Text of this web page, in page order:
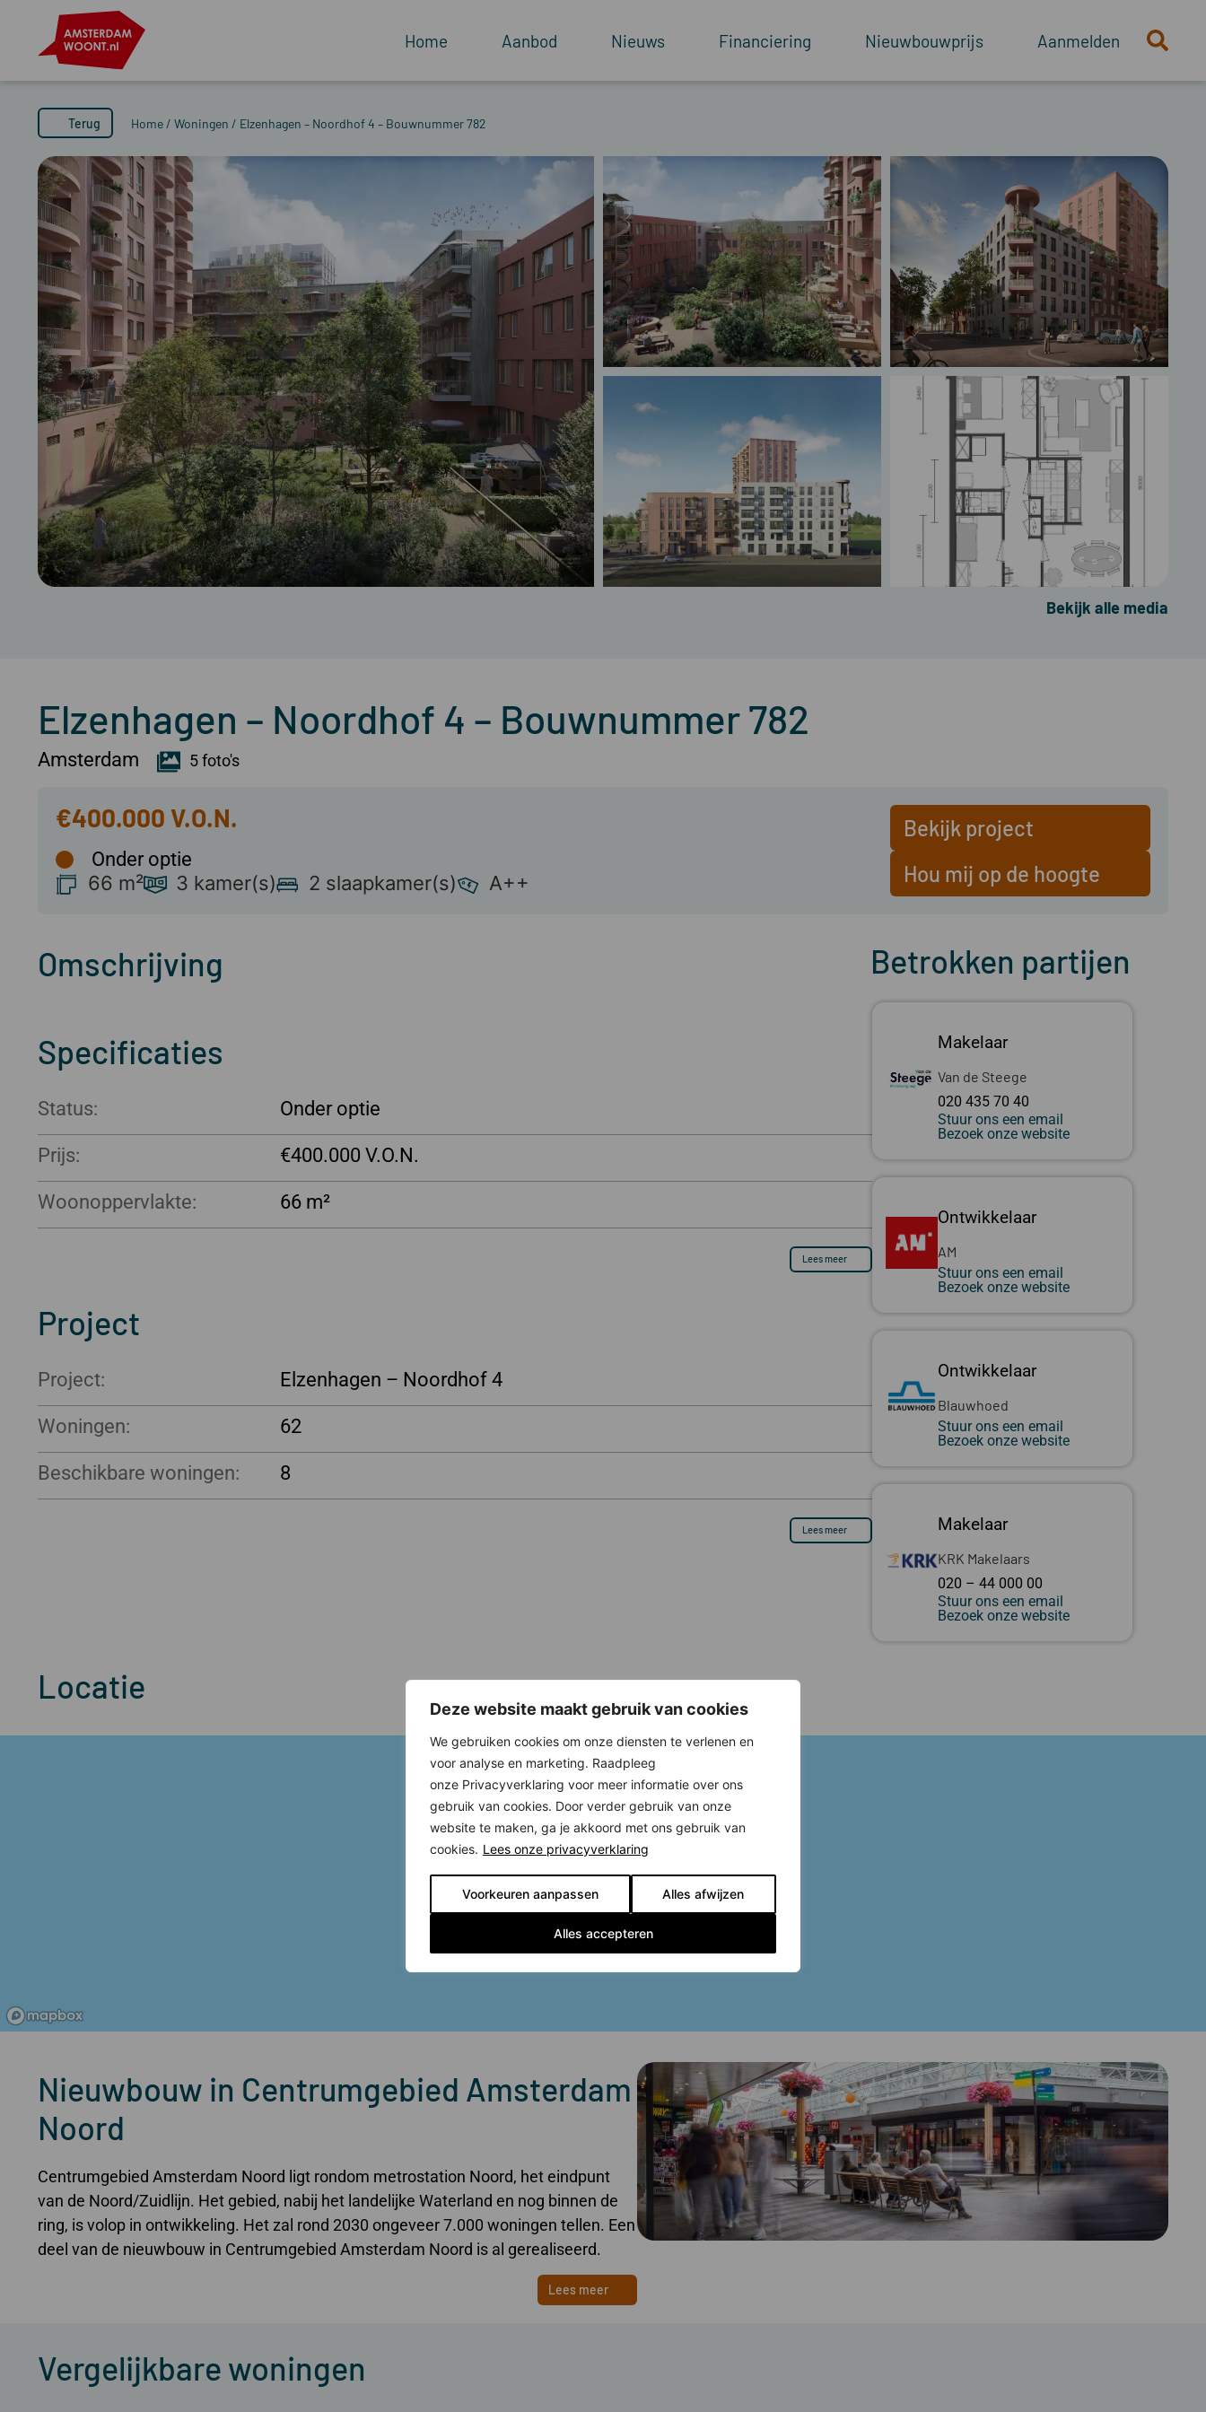
Deze website maakt gebruik van cookies
We gebruiken cookies om onze diensten te verlenen en
voor analyse en marketing. Raadpleeg
onze Privacyverklaring voor meer informatie over ons
gebruik van cookies. Door verder gebruik van onze
website te maken, ga je akkoord met ons gebruik van
cookies. Lees onze privacyverklaring
Voorkeuren aanpassen Alles afwijzen
Alles accepteren
Home Aanbod Nieuws Financiering Nieuwbouwprijs Aanmelden
Terug Home / Woningen / Elzenhagen – Noordhof 4 – Bouwnummer 782
Bekijk alle media
Elzenhagen – Noordhof 4 – Bouwnummer 782
Amsterdam 5 foto's
€400.000
Onder optie
66 m² 3 kamer(s) 2 slaapkamer(s) A++
Bekijk project
Hou mij op de hoogte
Omschrijving
Specificaties
Status: Onder optie
Prijs: €400.000
Woonoppervlakte: 66 m²
Lees meer
Project
Project: Elzenhagen – Noordhof 4
Woningen: 62
Beschikbare woningen: 8
Lees meer
Betrokken partijen
Makelaar
Van de Steege
020 435 70 40
Stuur ons een email
Bezoek onze website
Ontwikkelaar
AM
Stuur ons een email
Bezoek onze website
Ontwikkelaar
Blauwhoed
Stuur ons een email
Bezoek onze website
Makelaar
KRK Makelaars
020 – 44 000 00
Stuur ons een email
Bezoek onze website
Locatie
Nieuwbouw in Centrumgebied Amsterdam
Noord
Centrumgebied Amsterdam Noord ligt rondom metrostation Noord, het eindpunt
van de Noord/Zuidlijn. Het gebied, nabij het landelijke Waterland en nog binnen de
ring, is volop in ontwikkeling. Het zal rond 2030 ongeveer 7.000 woningen tellen. Een
deel van de nieuwbouw in Centrumgebied Amsterdam Noord is al gerealiseerd.
Lees meer
Vergelijkbare woningen